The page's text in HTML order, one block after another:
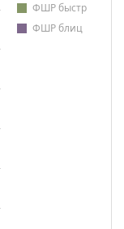
ФШР быстр
ФШР блиц